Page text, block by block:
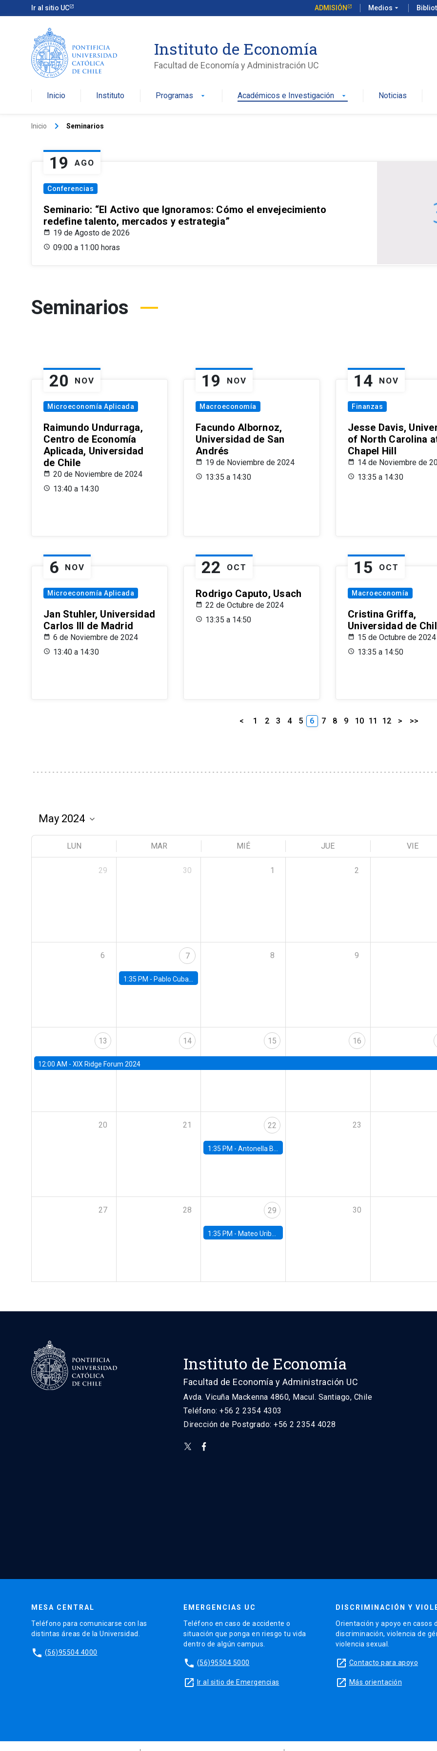
Ir al sitio UC ADMISIÓN Medios arrow_drop_down
Instituto de Economía
Facultad de Economía y Administración UC
Inicio Instituto Programas arrow_drop_down Académicos e Investigación arrow_drop_down Noticias
Inicio keyboard_arrow_right Seminarios
19 AGO
Conferencias
Seminario: “El Activo que Ignoramos: Cómo el envejecimiento
redefine talento, mercados y estrategia”
19 de Agosto de 2026
09:00 a 11:00 horas
Seminarios
20 NOV
Microeconomía Aplicada
Raimundo Undurraga,
Centro de Economía
Aplicada, Universidad
de Chile
20 de Noviembre de 2024
13:40 a 14:30
19 NOV
Macroeconomía
Facundo Albornoz,
Universidad de San
Andrés
19 de Noviembre de 2024
13:35 a 14:30
14 NOV
Finanzas
Jesse Davis,
of North Carolina
Chapel Hill
14 de Noviembre de
13:35 a 14:30
6 NOV
Microeconomía Aplicada
Jan Stuhler, Universidad
Carlos III de Madrid
6 de Noviembre de 2024
13:40 a 14:30
22 OCT
Rodrigo Caputo, Usach
22 de Octubre de 2024
13:35 a 14:50
15 OCT
Macroeconomía
Cristina Griffa,
Universidad de
15 de Octubre de 2024
13:35 a 14:50
< 1 2 3 4 5 6 7 8 9 10 11 12 > >>
LUN MAR MIÉ JUE VIE
29 30 1 2
6 7
1:35 PM - Pablo Cuba, FED Board
8 9
13
12:00 AM - XIX Ridge Forum 2024
14 15 16
20 21 22
1:35 PM -Antonella Bancalari, Institute for Fiscal Studies (IFS) and Research Associate at University College London (UCL)
23
27 28 29
1:35 PM - Mateo Uribe-Castro, Universidad de los Andes (Colombia)
30
Instituto de Economía
Facultad de Economía y Administración UC
Avda. Vicuña Mackenna 4860, Macul. Santiago, Chile
Teléfono: +56 2 2354 4303
Dirección de Postgrado: +56 2 2354 4028
MESA CENTRAL
Teléfono para comunicarse con las
distintas áreas de la Universidad.
phone (56)95504 4000
EMERGENCIAS UC
Teléfono en caso de accidente o
situación que ponga en riesgo tu vida
dentro de algún campus.
phone (56)95504 5000
launch Ir al sitio de Emergencias
DISCRIMINACIÓN Y
Orientación y apoyo en casos
discriminación, violencia de
violencia sexual.
launch Contacto para apoyo
launch Más orientación